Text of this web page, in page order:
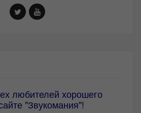
любителей хорошего
"Звукомания"!